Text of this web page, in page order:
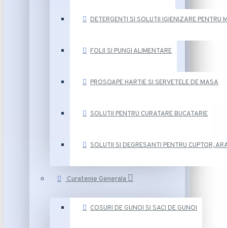
DETERGENTI SI SOLUTII IGIENIZARE PENTRU
FOLII SI PUNGI ALIMENTARE
PROSOAPE HARTIE SI SERVETELE DE MASA
SOLUTII PENTRU CURATARE BUCATARIE
SOLUTII SI DEGRESANTI PENTRU CUPTOR,
Curatenie Generala
COSURI DE GUNOI SI SACI DE GUNOI